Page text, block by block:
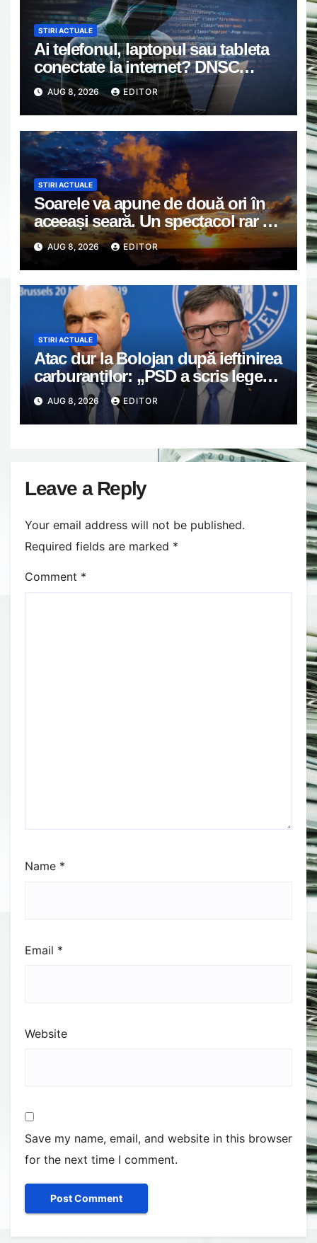
STIRI ACTUALE
Ai telefonul, laptopul sau tableta
conectate la internet? DNSC
avertizează asupra unui risc pe
care mulți utilizatori îl ignoră
AUG 8, 2026 EDITOR
STIRI ACTUALE
Soarele va apune de două ori în
aceeași seară. Un spectacol rar va
întrerupe liniștea unui sat din
Europa
AUG 8, 2026 EDITOR
STIRI ACTUALE
Atac dur la Bolojan după ieftinirea
carburanților: „PSD a scris legea.
Dumneavoastră ați scris discursul
de după”
AUG 8, 2026 EDITOR
Leave a Reply
Your email address will not be published.
Required fields are marked *
Comment *
Name *
Email *
Website
Save my name, email, and website in this browser
for the next time I comment.